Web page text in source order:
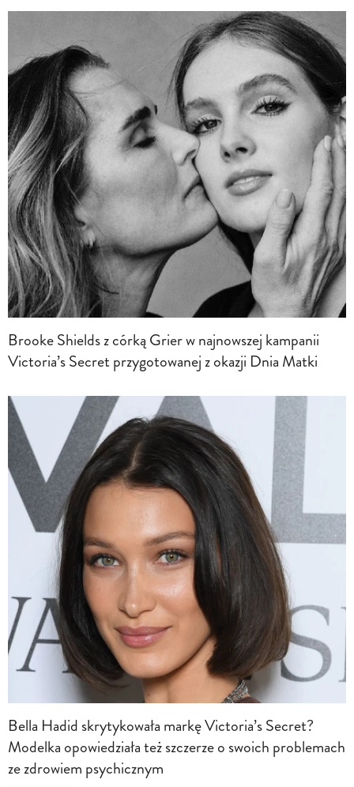
Brooke Shields z córką Grier w najnowszej kampanii
Victoria’s Secret przygotowanej z okazji Dnia Matki
Bella Hadid skrytykowała markę Victoria’s Secret?
Modelka opowiedziała też szczerze o swoich problemach
ze zdrowiem psychicznym